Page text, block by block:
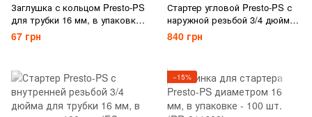
Заглушка с кольцом Presto-PS
для трубки 16 мм, в упаковке
- 50 шт. (7755)
67 грн
Стартер угловой Presto-PS с
наружной резьбой 3/4 дюйма
для трубки 16 мм, в упаковке
- 50 шт. (7765)
840 грн
−15%